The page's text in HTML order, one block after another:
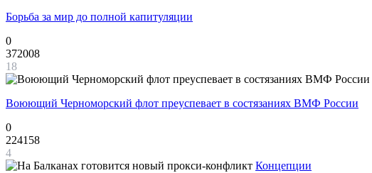
Борьба за мир до полной капитуляции
0
372008
18
Воюющий Черноморский флот преуспевает в состязаниях ВМФ России
0
224158
4
Концепции